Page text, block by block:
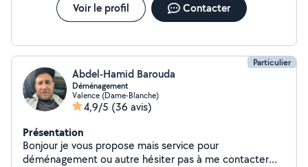
Voir le profil Contacter
Particulier
Abdel-Hamid Barouda
Déménagement
Valence (Dame-Blanche)
4,9/5 (36 avis)
Présentation
Bonjour je vous propose mais service pour
déménagement ou autre hésiter pas à me contacter